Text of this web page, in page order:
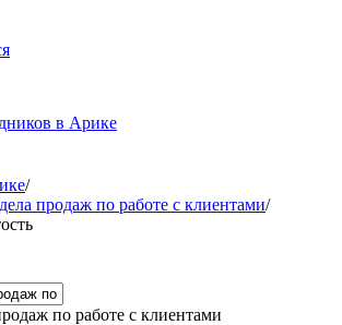
в Арике
/
продаж по работе с клиентами/
по работе с клиентами